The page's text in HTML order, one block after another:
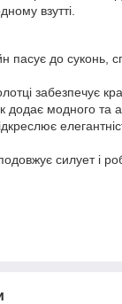
взутті.
пасує до суконь,
забезпечує
додає модного та
силует і